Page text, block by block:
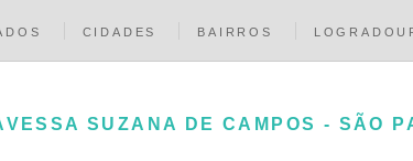
CIDADES BAIRROS
SUZANA DE CAMPOS - SÃO